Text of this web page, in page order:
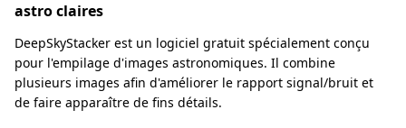
astro claires
DeepSkyStacker est un logiciel gratuit spécialement conçu
pour l'empilage d'images astronomiques. Il combine
plusieurs images afin d'améliorer le rapport signal/bruit et
de faire apparaître de fins détails.